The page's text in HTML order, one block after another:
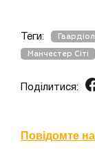
Теги:
Манчестер Сіті
Поділитися:
Повідомте